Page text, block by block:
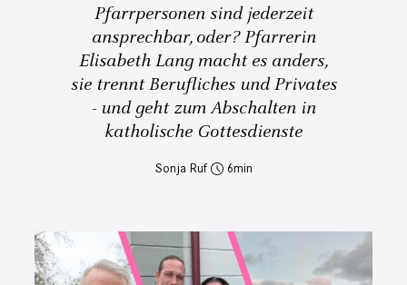
Pfarrpersonen sind jederzeit
ansprechbar, oder? Pfarrerin
Elisabeth Lang macht es anders,
sie trennt Berufliches und Privates
- und geht zum Abschalten in
katholische Gottesdienste
Sonja Ruf 6